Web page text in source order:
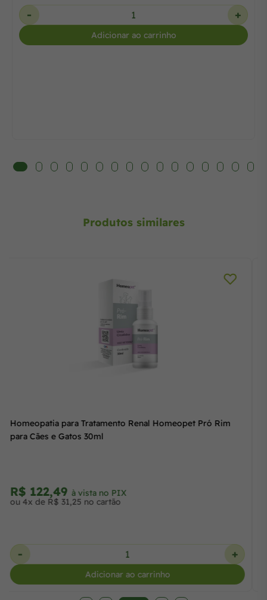
- +
Adicionar ao carrinho
Produtos similares
Homeopatia para Tratamento Renal Homeopet Pró Rim
para Cães e Gatos 30ml
R$ 122,49 à vista no PIX
ou 4x de R$ 31,25 no cartão
+
Adicionar ao carrinho